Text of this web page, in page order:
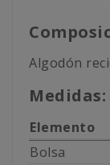
Algodón
Medidas:
Elemento
Bolsa